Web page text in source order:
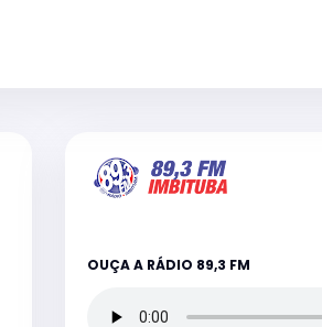
OUÇA A RÁDIO 89,3 FM